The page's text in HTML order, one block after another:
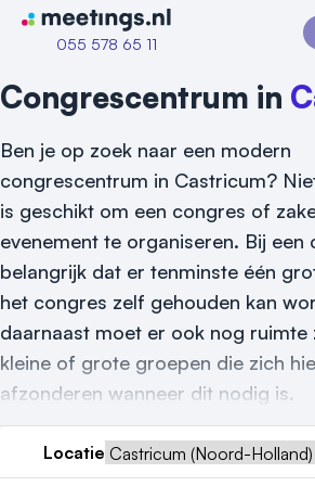
Naar home van Meetings
055 578 65 11
Vraag locatie aan
Congrescentrum in
Ben je op zoek naar een modern
congrescentrum in Castricum?
is geschikt om een congres of
evenement te organiseren. Bij een
belangrijk dat er tenminste één
het congres zelf gehouden kan
daarnaast moet er ook nog ruimte
kleine of grote groepen die zich
afzonderen wanneer dit nodig is.
Locatie